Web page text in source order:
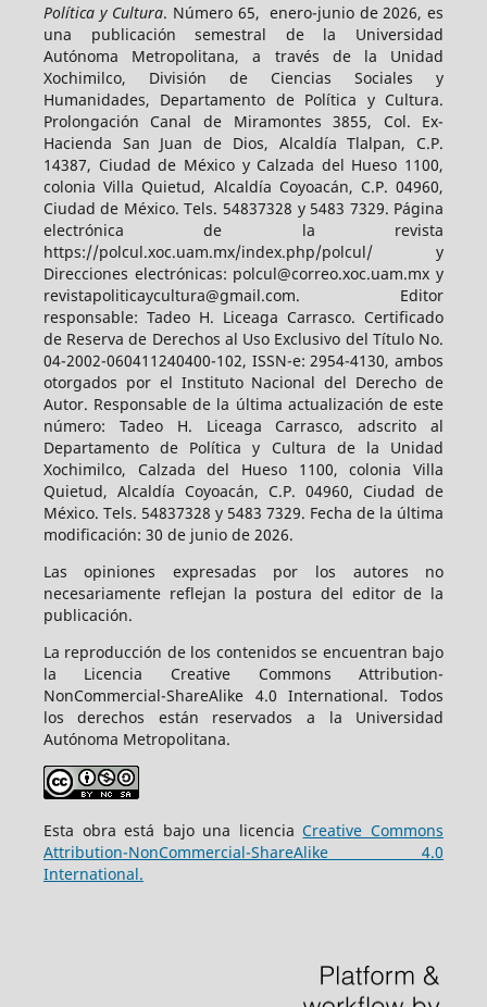
Política y Cultura. Número 65, enero-junio de 2026, es
una publicación semestral de la Universidad
Autónoma Metropolitana, a través de la Unidad
Xochimilco, División de Ciencias Sociales y
Humanidades, Departamento de Política y Cultura.
Prolongación Canal de Miramontes 3855, Col. Ex-
Hacienda San Juan de Dios, Alcaldía Tlalpan, C.P.
14387, Ciudad de México y Calzada del Hueso 1100,
colonia Villa Quietud, Alcaldía Coyoacán, C.P. 04960,
Ciudad de México. Tels. 54837328 y 5483 7329. Página
electrónica de la revista
https://polcul.xoc.uam.mx/index.php/polcul/ y
Direcciones electrónicas: polcul@correo.xoc.uam.mx y
revistapoliticaycultura@gmail.com. Editor
responsable: Tadeo H. Liceaga Carrasco. Certificado
de Reserva de Derechos al Uso Exclusivo del Título No.
04-2002-060411240400-102, ISSN-e: 2954-4130, ambos
otorgados por el Instituto Nacional del Derecho de
Autor. Responsable de la última actualización de este
número: Tadeo H. Liceaga Carrasco, adscrito al
Departamento de Política y Cultura de la Unidad
Xochimilco, Calzada del Hueso 1100, colonia Villa
Quietud, Alcaldía Coyoacán, C.P. 04960, Ciudad de
México. Tels. 54837328 y 5483 7329. Fecha de la última
modificación: 30 de junio de 2026.
Las opiniones expresadas por los autores no
necesariamente reflejan la postura del editor de la
publicación.
La reproducción de los contenidos se encuentran bajo
la Licencia Creative Commons Attribution-
NonCommercial-ShareAlike 4.0 International. Todos
los derechos están reservados a la Universidad
Autónoma Metropolitana.
Esta obra está bajo una licenciaCreative Commons
Attribution-NonCommercial-ShareAlike 4.0
International.